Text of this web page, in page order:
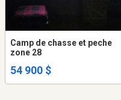
Camp de chasse et peche
zone 28
54 900 $